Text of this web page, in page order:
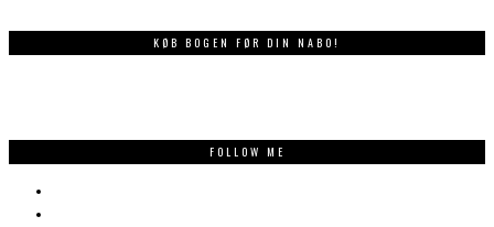
KØB BOGEN FØR DIN NABO!
FOLLOW ME